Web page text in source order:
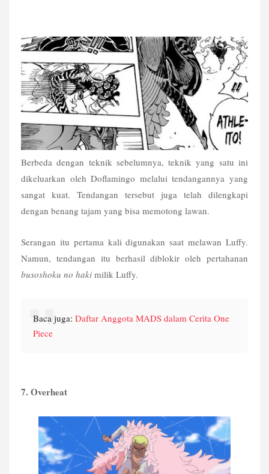
Berbeda dengan teknik sebelumnya, teknik yang satu ini
dikeluarkan oleh Doflamingo melalui tendangannya yang
sangat kuat. Tendangan tersebut juga telah dilengkapi
dengan benang tajam yang bisa memotong lawan.
Serangan itu pertama kali digunakan saat melawan Luffy.
busoshoku no haki milik Luffy.
Baca juga: Daftar Anggota MADS dalam Cerita One
Piece
7. Overheat